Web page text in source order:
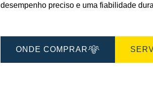
desempenho preciso e uma fiabilidade
ONDE COMPRAR